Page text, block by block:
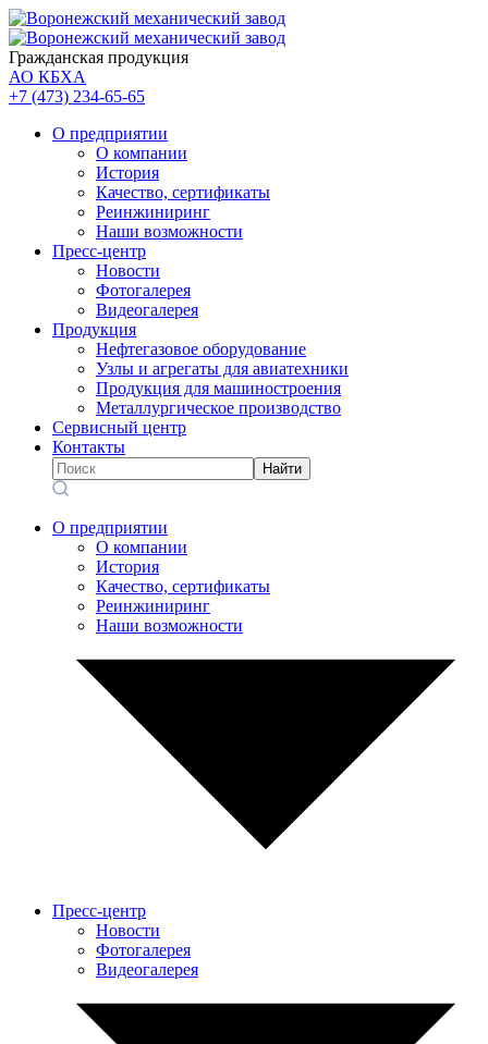
Гражданская продукция
АО КБХА
+7 (473) 234-65-65
О предприятии
О компании
История
Качество, сертификаты
Реинжиниринг
Наши возможности
Пресс-центр
Новости
Фотогалерея
Видеогалерея
Продукция
Нефтегазовое оборудование
Узлы и агрегаты для авиатехники
Продукция для машиностроения
Металлургическое производство
Сервисный центр
Контакты
Найти
О предприятии
О компании
История
Качество, сертификаты
Реинжиниринг
Наши возможности
Пресс-центр
Новости
Фотогалерея
Видеогалерея